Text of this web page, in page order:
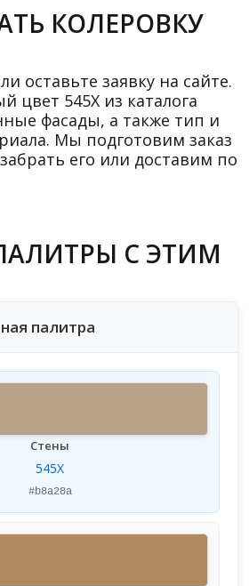
КОЛЕРОВКУ
оставьте заявку на сайте.
цвет 545X из каталога
фасады, а также тип и
Мы подготовим заказ
его или доставим по
С ЭТИМ
палитра
Стены
545X
#b8a28a